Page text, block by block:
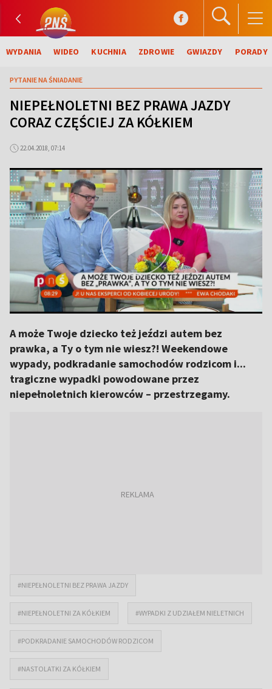
WYDANIA WIDEO KUCHNIA ZDROWIE GWIAZDY PORADY
PYTANIE NA ŚNIADANIE
NIEPEŁNOLETNI BEZ PRAWA JAZDY
CORAZ CZĘŚCIEJ ZA KÓŁKIEM
22.04.2018, 07:14
A może Twoje dziecko też jeździ autem bez
prawka, a Ty o tym nie wiesz?! Weekendowe
wypady, podkradanie samochodów rodzicom i...
tragiczne wypadki powodowane przez
niepełnoletnich kierowców – przestrzegamy.
#NIEPEŁNOLETNI BEZ PRAWA JAZDY
#NIEPEŁNOLETNI ZA KÓŁKIEM #WYPADKI Z UDZIAŁEM NIELETNICH
#PODKRADANIE SAMOCHODÓW RODZICOM
#NASTOLATKI ZA KÓŁKIEM